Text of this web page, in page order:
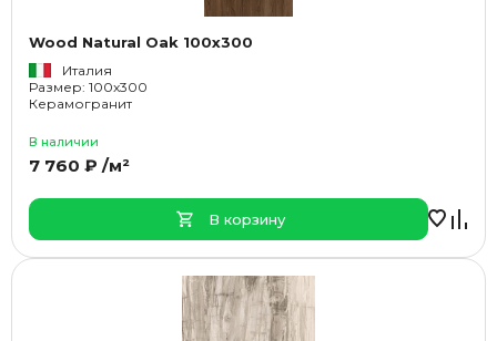
Wood Natural Oak 100x300
Италия
Размер: 100x300
Керамогранит
В наличии
7 760 ₽ /м²
В корзину